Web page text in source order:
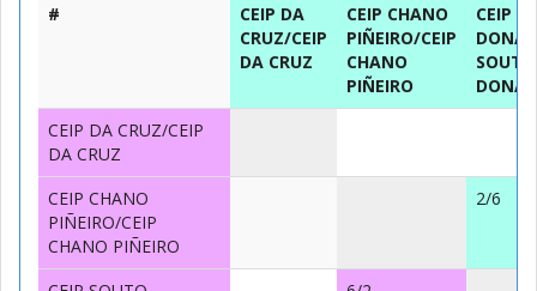
#
CEIP DA
CRUZ/CEIP
DA CRUZ
CEIP CHANO
PIÑEIRO/CEIP
CHANO
PIÑEIRO
CEIP
SOUTO
DONAS
CEIP DA CRUZ/CEIP
DA CRUZ
CEIP CHANO
PIÑEIRO/CEIP
CHANO PIÑEIRO
2/6